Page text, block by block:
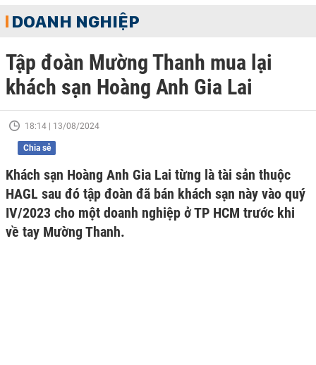
DOANH NGHIỆP
Tập đoàn Mường Thanh mua lại
khách sạn Hoàng Anh Gia Lai
18:14 | 13/08/2024
Chia sẻ
Khách sạn Hoàng Anh Gia Lai từng là tài sản thuộc
HAGL sau đó tập đoàn đã bán khách sạn này vào quý
IV/2023 cho một doanh nghiệp ở TP HCM trước khi
về tay Mường Thanh.